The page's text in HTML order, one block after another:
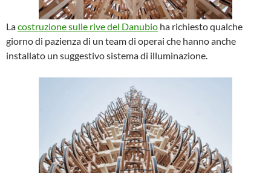
Lacostruzione sulle rive del Danubio ha richiesto qualche
giorno di pazienza di un team di operai che hanno anche
installato un suggestivo sistema di illuminazione.